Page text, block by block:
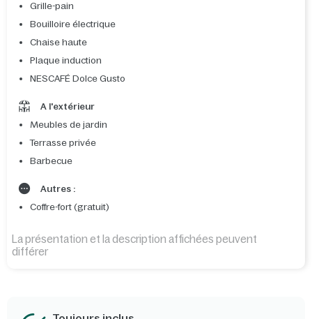
Grille-pain
Bouilloire électrique
Chaise haute
Plaque induction
NESCAFÉ Dolce Gusto
A l'extérieur
Meubles de jardin
Terrasse privée
Barbecue
Autres :
Coffre-fort (gratuit)
La présentation et la description affichées peuvent
différer